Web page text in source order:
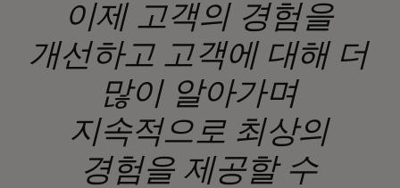
이제 고객의 경험을
개선하고 고객에 대해 더
많이 알아가며
지속적으로 최상의
경험을 제공할 수